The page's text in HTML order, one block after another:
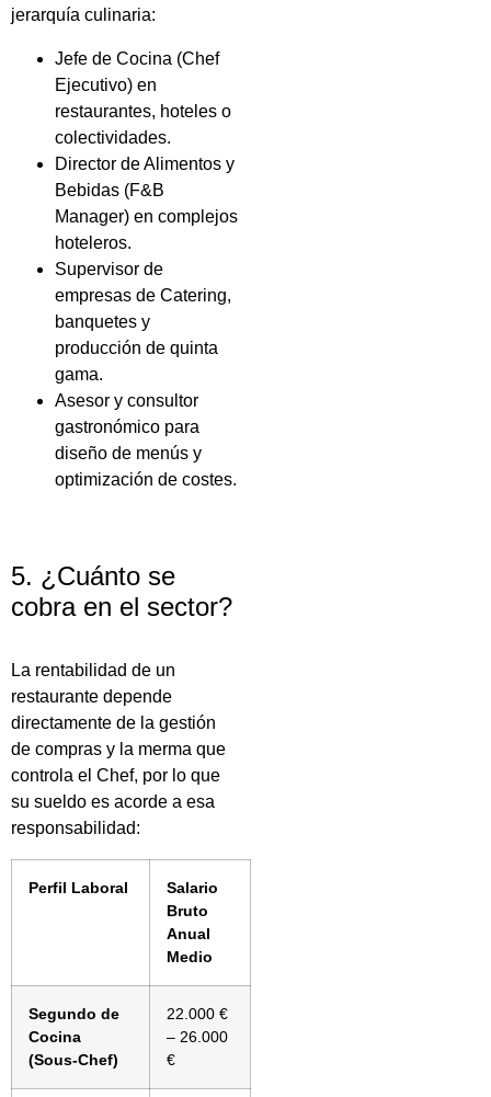
jerarquía culinaria:
Jefe de Cocina (Chef
Ejecutivo) en
restaurantes, hoteles o
colectividades.
Director de Alimentos y
Bebidas (F&B
Manager) en complejos
hoteleros.
Supervisor de
empresas de Catering,
banquetes y
producción de quinta
gama.
Asesor y consultor
gastronómico para
diseño de menús y
optimización de costes.
5. ¿Cuánto se
cobra en el sector?
La rentabilidad de un
restaurante depende
directamente de la gestión
de compras y la merma que
controla el Chef, por lo que
su sueldo es acorde a esa
responsabilidad:
Perfil Laboral
Salario
Bruto
Anual
Medio
Segundo de
Cocina
(Sous-Chef)
22.000 €
– 26.000
€